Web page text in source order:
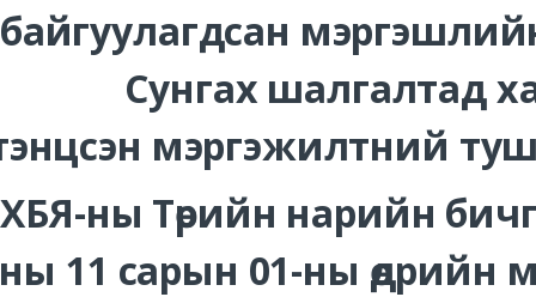
байгуулагдсан
Сунгах шалгалтад
мэргэжилтний
ны Төрийн нарийн
11 сарын 01-ны өдрийн